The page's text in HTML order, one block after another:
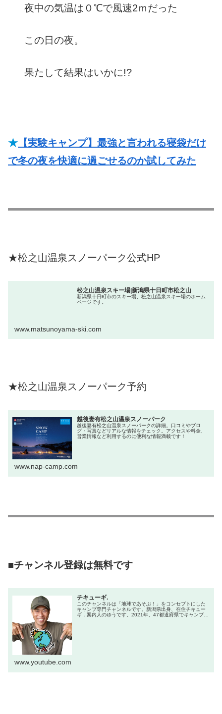
夜中の気温は０℃で風速2ｍだった
この日の夜。
果たして結果はいかに!?
★ 【実験キャンプ】最強と言われる寝袋だけ
で冬の夜を快適に過ごせるのか試してみた
★松之山温泉スノーパーク公式HP
松之山温泉スキー場|新潟県十日町市松之山
新潟県十日町市のスキー場、松之山温泉スキー場のホーム
ページです。
www.matsunoyama-ski.com
★松之山温泉スノーパーク予約
越後妻有松之山温泉スノーパーク
越後妻有松之山温泉スノーパークの詳細。口コミやブロ
グ・写真などリアルな情報をチェック。アクセスや料金、
営業情報など利用するのに便利な情報満載です！
www.nap-camp.com
■チャンネル登録は無料です
チキューギ.
このチャンネルは「地球であそぶ！」をコンセプトにした
キャンプ専門チャンネルです。新潟県出身、在住チキュー
ギ．案内人のゆうです。2021年、47都道府県でキャンプを
www.youtube.com